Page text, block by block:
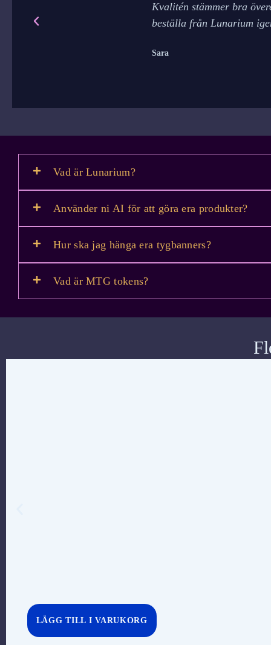
Kvalitén stämmer bra
beställa från Lunarium
Sara
Vad är Lunarium?
Använder ni AI för att göra era produkter?
Hur ska jag hänga era tygbanners?
Vad är MTG tokens?
LÄGG TILL I VARUKORG